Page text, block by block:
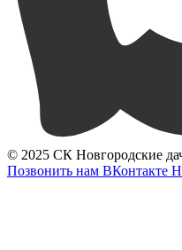
© 2025 СК Новгородские
Позвонить нам ВКонтакте